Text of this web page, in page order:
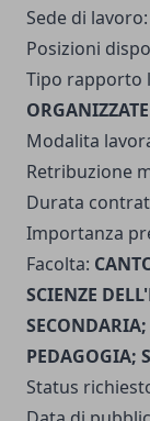
Sede di lavoro:
Posizioni
Tipo rapporto
Modalita
Retribuzione
Durata
Importanza
Facolta:
SCIENZE
PEDAGOGIA;
Status